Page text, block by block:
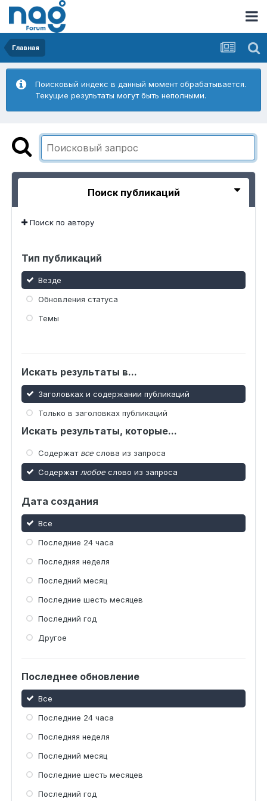
Главная
Поисковый индекс в данный момент обрабатывается.
Текущие результаты могут быть неполными.
Поиск публикаций
Поиск по автору
Тип публикаций
Везде
Обновления статуса
Темы
Искать результаты в...
Заголовках и содержании публикаций
Только в заголовках публикаций
Искать результаты, которые...
Содержат все слова из запроса
Содержат любое слово из запроса
Дата создания
Все
Последние 24 часа
Последняя неделя
Последний месяц
Последние шесть месяцев
Последний год
Другое
Последнее обновление
Все
Последние 24 часа
Последняя неделя
Последний месяц
Последние шесть месяцев
Последний год